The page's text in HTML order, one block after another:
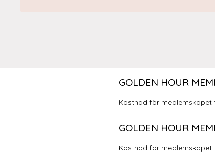
GOLDEN HOUR
Kostnad för medlemskapet
GOLDEN HOUR
Kostnad för medlemskapet